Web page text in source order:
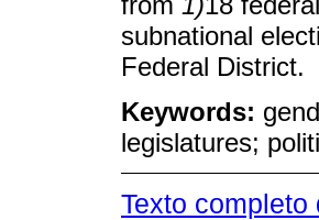
subnational
Federal District.
Keywords:
legislatures;
Texto